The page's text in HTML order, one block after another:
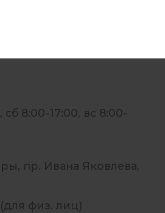
8:00-17:00, вс 8:00-
пр. Ивана Яковлева,
физ. лиц)